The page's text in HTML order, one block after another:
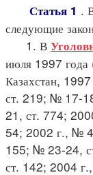
Статья 1 .
следующие
1. В
июля 1997 года
Казахстан,
ст. 219; № 17-
21, ст. 774;
54; 2002 г., №
155; № 23-24,
ст. 142; 2004